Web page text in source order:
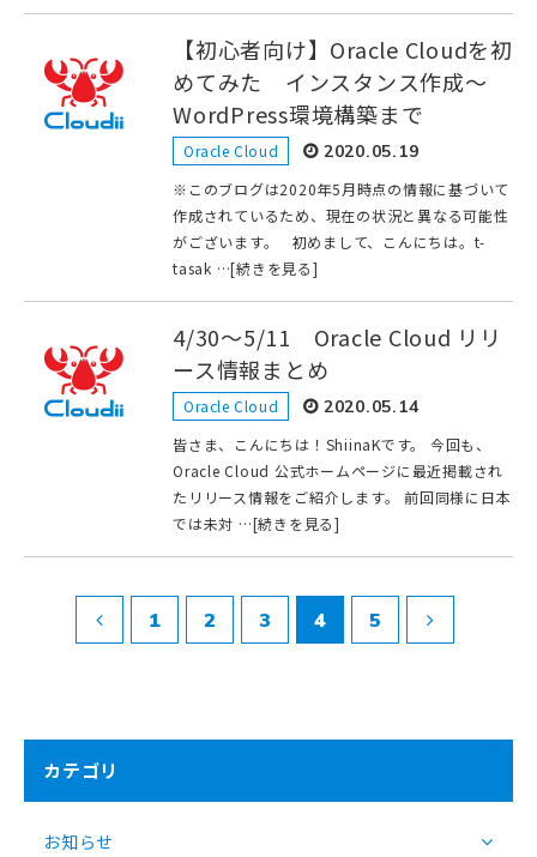
【初心者向け】Oracle Cloudを初
めてみた インスタンス作成〜
WordPress環境構築まで
Oracle Cloud 2020.05.19
※このブログは2020年5月時点の情報に基づいて
作成されているため、現在の状況と異なる可能性
がございます。 初めまして、こんにちは。t-
tasak …[続きを見る]
4/30～5/11 Oracle Cloud リリ
ース情報まとめ
Oracle Cloud 2020.05.14
皆さま、こんにちは！ShiinaKです。 今回も、
Oracle Cloud 公式ホームページに最近掲載され
たリリース情報をご紹介します。 前回同様に日本
では未対 …[続きを見る]
1 2 3 4 5
カテゴリ
お知らせ